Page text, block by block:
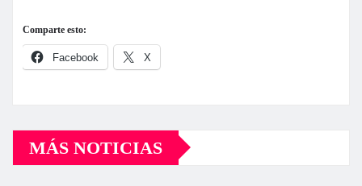
Comparte esto:
Facebook X
MÁS NOTICIAS